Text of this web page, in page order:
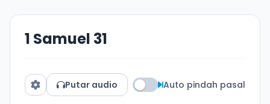
1 Samuel 31
Putar audio Auto pindah pasal